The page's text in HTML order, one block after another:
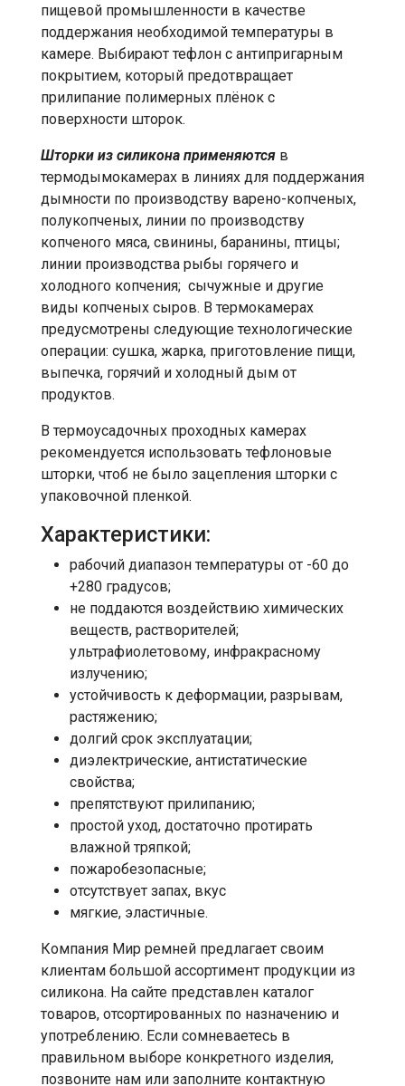
пищевой промышленности в качестве
поддержания необходимой температуры в
камере. Выбирают тефлон с антипригарным
покрытием, который предотвращает
прилипание полимерных плёнок с
поверхности шторок.
Шторки из силикона применяются в
термодымокамерах в линиях для поддержания
дымности по производству варено-копченых,
полукопченых, линии по производству
копченого мяса, свинины, баранины, птицы;
линии производства рыбы горячего и
холодного копчения; сычужные и другие
виды копченых сыров. В термокамерах
предусмотрены следующие технологические
операции: сушка, жарка, приготовление пищи,
выпечка, горячий и холодный дым от
продуктов.
В термоусадочных проходных камерах
рекомендуется использовать тефлоновые
шторки, чтоб не было зацепления шторки с
упаковочной пленкой.
Характеристики:
рабочий диапазон температуры от -60 до
+280 градусов;
не поддаются воздействию химических
веществ, растворителей;
ультрафиолетовому, инфракрасному
излучению;
устойчивость к деформации, разрывам,
растяжению;
долгий срок эксплуатации;
диэлектрические, антистатические
свойства;
препятствуют прилипанию;
простой уход, достаточно протирать
влажной тряпкой;
пожаробезопасные;
отсутствует запах, вкус
мягкие, эластичные.
Компания Мир ремней предлагает своим
клиентам большой ассортимент продукции из
силикона. На сайте представлен каталог
товаров, отсортированных по назначению и
употреблению. Если сомневаетесь в
правильном выборе конкретного изделия,
позвоните нам или заполните контактную